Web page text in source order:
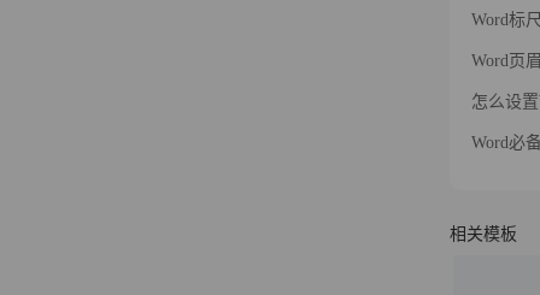
Word标
Word页
怎么设
Word必
相关模板